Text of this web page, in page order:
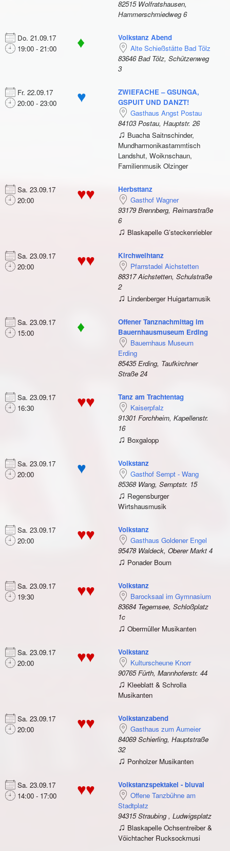
82515 Wolfratshausen,
Hammerschmiedweg 6
Do. 21.09.17
19:00 - 21:00
♦
Volkstanz Abend
Alte Schießstätte Bad Tölz
83646 Bad Tölz, Schützenweg
3
Fr. 22.09.17
20:00 - 23:00
♥
ZWIEFACHE – GSUNGA,
GSPUIT UND DANZT!
Gasthaus Angst Postau
84103 Postau, Hauptstr. 26
♫ Buacha Saitnschinder,
Mundharmonikastammtisch
Landshut, Woiknschaun,
Familienmusik Olzinger
Sa. 23.09.17
20:00
♥♥
Herbsttanz
Gasthof Wagner
93179 Brennberg, Reimarstraße
6
♫ Blaskapelle G’steckenriebler
Sa. 23.09.17
20:00
♥♥
Kirchweihtanz
Pfarrstadel Aichstetten
88317 Aichstetten, Schulstraße
2
♫ Lindenberger Huigartamusik
Sa. 23.09.17
15:00
♦
Offener Tanznachmittag im
Bauernhausmuseum Erding
Bauernhaus Museum
Erding
85435 Erding, Taufkirchner
Straße 24
Sa. 23.09.17
16:30
♥♥
Tanz am Trachtentag
Kaiserpfalz
91301 Forchheim, Kapellenstr.
16
♫ Boxgalopp
Sa. 23.09.17
20:00
♥
Volkstanz
Gasthof Sempt - Wang
85368 Wang, Semptstr. 15
♫ Regensburger
Wirtshausmusik
Sa. 23.09.17
20:00
♥♥
Volkstanz
Gasthaus Goldener Engel
95478 Waldeck, Oberer Markt 4
♫ Ponader Boum
Sa. 23.09.17
19:30
♥♥
Volkstanz
Barocksaal im Gymnasium
83684 Tegernsee, Schloßplatz
1c
♫ Obermüller Musikanten
Sa. 23.09.17
20:00
♥♥
Volkstanz
Kulturscheune Knorr
90765 Fürth, Mannhoferstr. 44
♫ Kleeblatt & Schrolla
Musikanten
Sa. 23.09.17
20:00
♥♥
Volkstanzabend
Gasthaus zum Aumeier
84069 Schierling, Hauptstraße
32
♫ Ponholzer Musikanten
Sa. 23.09.17
14:00 - 17:00
♥♥
Volkstanzspektakel - bluval
Offene Tanzbühne am
Stadtplatz
94315 Straubing , Ludwigsplatz
♫ Blaskapelle Ochsentreiber &
Vöichtacher Rucksockmusi